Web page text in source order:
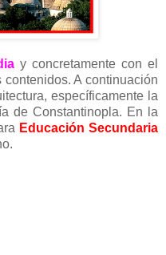
y concretamente con el
contenidos. A continuación
específicamente la
de Constantinopla. En la
Educación Secundaria